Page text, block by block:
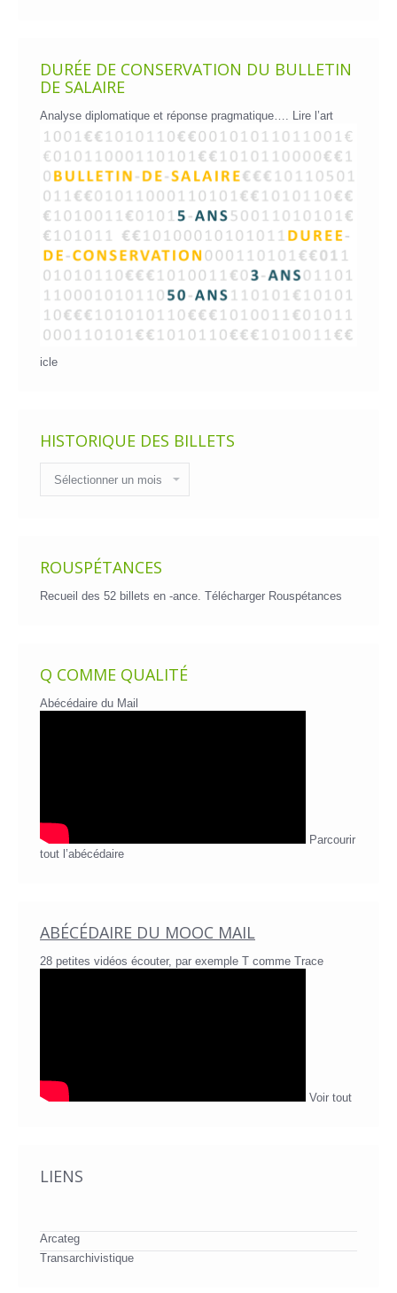
DURÉE DE CONSERVATION DU BULLETIN
DE SALAIRE
Analyse diplomatique et réponse pragmatique…. Lire l’art
icle
HISTORIQUE DES BILLETS
des
billets
ROUSPÉTANCES
Recueil des 52 billets en -ance. Télécharger Rouspétances
Q COMME QUALITÉ
Abécédaire du Mail
Parcourir
tout l’abécédaire
ABÉCÉDAIRE DU MOOC MAIL
28 petites vidéos écouter, par exemple T comme Trace
Voir tout
LIENS
Arcateg
Transarchivistique